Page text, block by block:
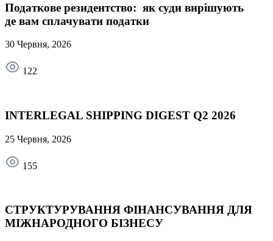
Податкове резидентство: як суди вирішують
де вам сплачувати податки
30 Червня, 2026
122
INTERLEGAL SHIPPING DIGEST Q2 2026
25 Червня, 2026
155
СТРУКТУРУВАННЯ ФІНАНСУВАННЯ ДЛЯ
МІЖНАРОДНОГО БІЗНЕСУ